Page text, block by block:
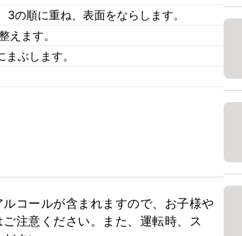
の順に重ね、表面をならします。
えます。
ぶします。
コールが含まれますので、お子様や
注意ください。また、運転時、ス